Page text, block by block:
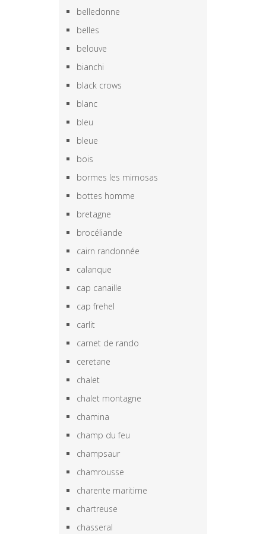
belledonne
belles
belouve
bianchi
black crows
blanc
bleu
bleue
bois
bormes les mimosas
bottes homme
bretagne
brocéliande
cairn randonnée
calanque
cap canaille
cap frehel
carlit
carnet de rando
ceretane
chalet
chalet montagne
chamina
champ du feu
champsaur
chamrousse
charente maritime
chartreuse
chasseral